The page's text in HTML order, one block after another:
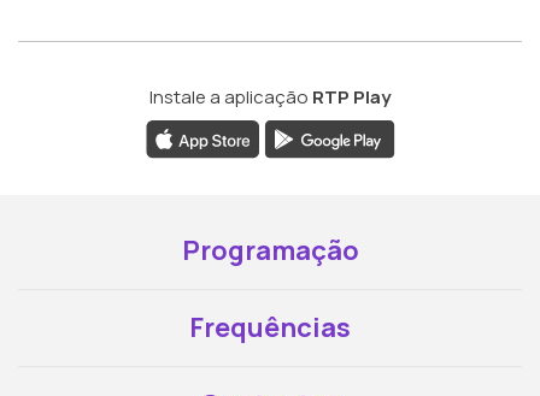
Instale a aplicação RTP Play
Programação
Frequências